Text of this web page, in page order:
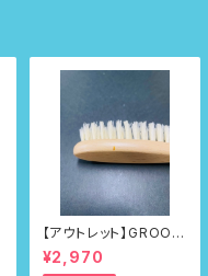
【アウトレット】GROOM
ERブラシ No.100Fir
st
¥2,970